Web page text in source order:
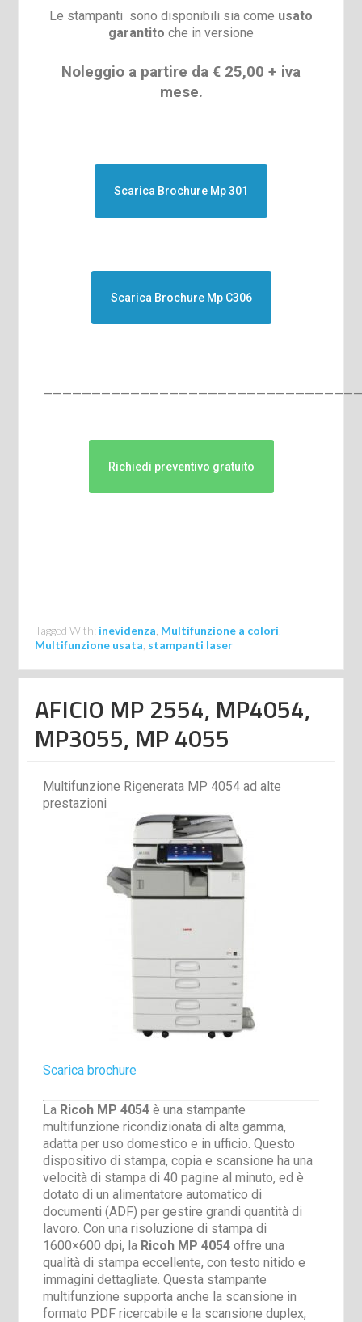
Le stampanti sono disponibili sia come usato
garantito che in versione
Noleggio a partire da € 25,00 + iva
mese.
Scarica Brochure Mp 301
Scarica Brochure Mp C306
Richiedi preventivo gratuito
Tagged With: inevidenza Multifunzione a colori
Multifunzione usata stampanti laser
AFICIO MP 2554, MP4054,
MP3055, MP 4055
Multifunzione Rigenerata MP 4054 ad alte
prestazioni
Scarica brochure
La Ricoh MP 4054 è una stampante
multifunzione ricondizionata di alta gamma,
adatta per uso domestico e in ufficio. Questo
dispositivo di stampa, copia e scansione ha una
velocità di stampa di 40 pagine al minuto, ed è
dotato di un alimentatore automatico di
documenti (ADF) per gestire grandi quantità di
lavoro. Con una risoluzione di stampa di
1600×600 dpi, la Ricoh MP 4054 offre una
qualità di stampa eccellente, con testo nitido e
immagini dettagliate. Questa stampante
multifunzione supporta anche la scansione in
formato PDF ricercabile e la scansione duplex,